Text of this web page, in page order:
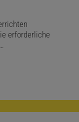
erforderliche